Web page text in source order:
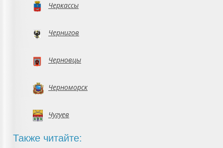
Черкассы
Чернигов
Черновцы
Черноморск
Чугуев
Также читайте: